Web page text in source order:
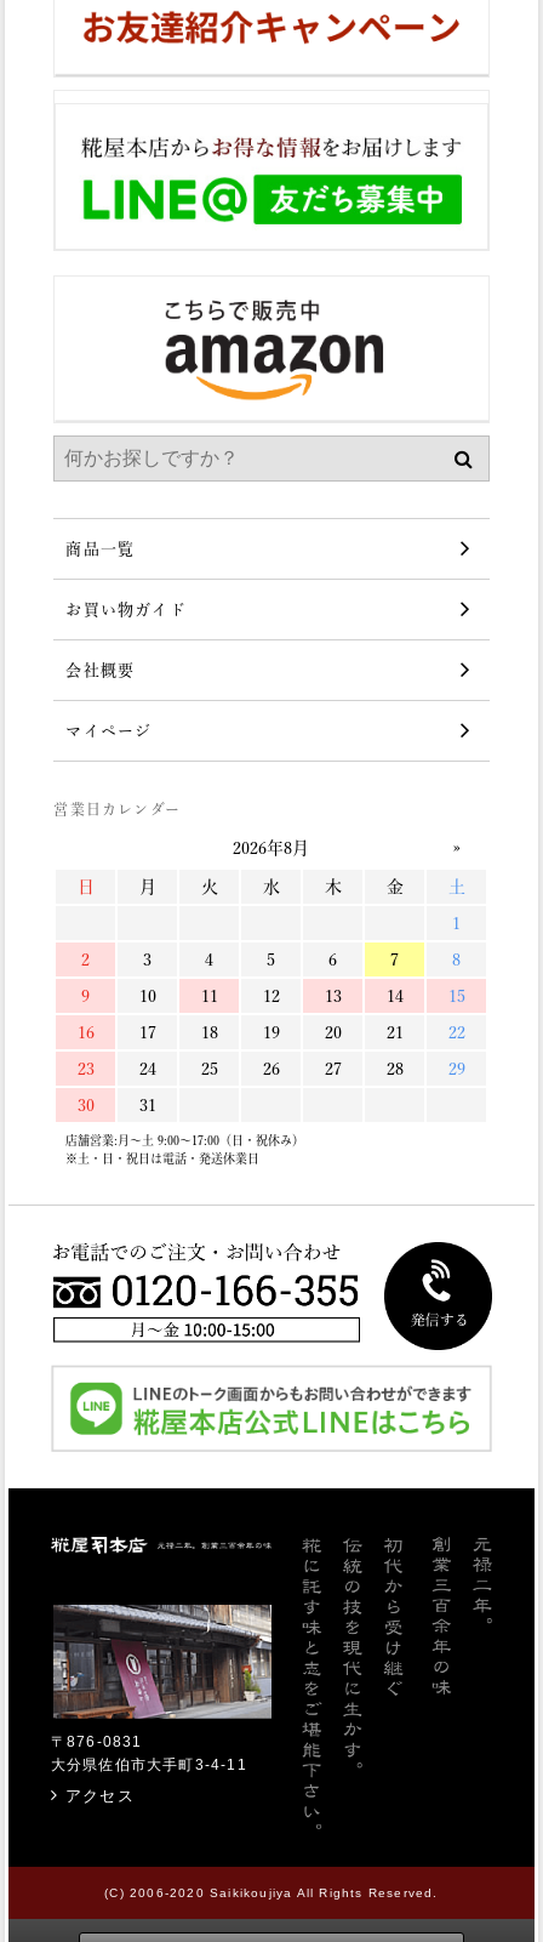
商品一覧
お買い物ガイド
会社概要
マイページ
営業日カレンダー
糀屋本店
〒876-0831
大分県佐伯市大手町3-4-11
アクセス
(C) 2006-2020 Saikikoujiya All Rights Reserved.